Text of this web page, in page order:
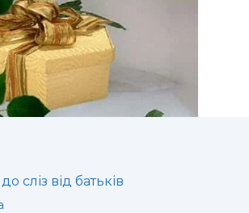
сліз від батьків